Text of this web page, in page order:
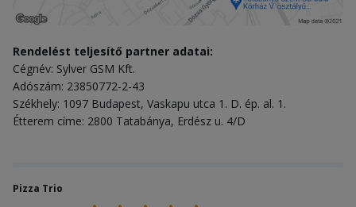
Rendelést teljesítő partner adatai:
Cégnév: Sylver GSM Kft.
Adószám: 23850772-2-43
Székhely: 1097 Budapest, Vaskapu utca 1. D. ép. al. 1.
Étterem címe: 2800 Tatabánya, Erdész u. 4/D
Pizza Trio